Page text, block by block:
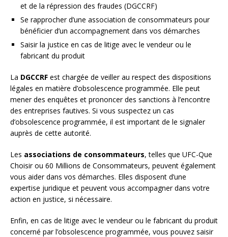
et de la répression des fraudes (DGCCRF)
Se rapprocher d’une association de consommateurs pour
bénéficier d’un accompagnement dans vos démarches
Saisir la justice en cas de litige avec le vendeur ou le
fabricant du produit
La DGCCRF est chargée de veiller au respect des dispositions
légales en matière d’obsolescence programmée. Elle peut
mener des enquêtes et prononcer des sanctions à l’encontre
des entreprises fautives. Si vous suspectez un cas
d’obsolescence programmée, il est important de le signaler
auprès de cette autorité.
Les associations de consommateurs, telles que UFC-Que
Choisir ou 60 Millions de Consommateurs, peuvent également
vous aider dans vos démarches. Elles disposent d’une
expertise juridique et peuvent vous accompagner dans votre
action en justice, si nécessaire.
Enfin, en cas de litige avec le vendeur ou le fabricant du produit
concerné par l’obsolescence programmée, vous pouvez saisir